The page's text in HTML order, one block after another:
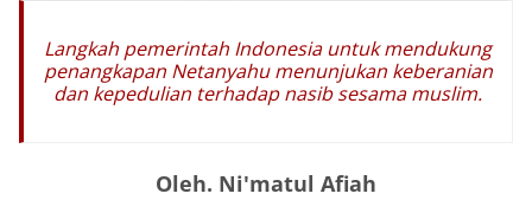
Langkah pemerintah Indonesia untuk mendukung
penangkapan Netanyahu menunjukan keberanian
dan kepedulian terhadap nasib sesama muslim.
Oleh. Ni'matul Afiah